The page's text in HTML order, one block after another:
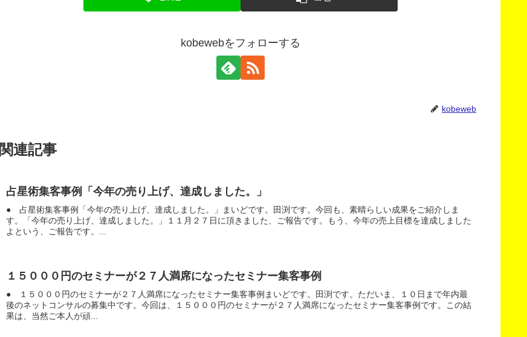
kobewebをフォローする
kobeweb
関連記事
占星術集客事例「今年の売り上げ、達成しました。」
● 占星術集客事例「今年の売り上げ、達成しました。」まいどです。田渕です。今回も、素晴らしい成果をご紹介しま
す。「今年の売り上げ、達成しました。」１１月２７日に頂きました、ご報告です。もう、今年の売上目標を達成しました
よという、ご報告です。...
１５０００円のセミナーが２７人満席になったセミナー集客事例
● １５０００円のセミナーが２７人満席になったセミナー集客事例まいどです。田渕です。ただいま、１０日まで年内最
後のネットコンサルの募集中です。今回は、１５０００円のセミナーが２７人満席になったセミナー集客事例です。この結
果は、当然ご本人が頑...